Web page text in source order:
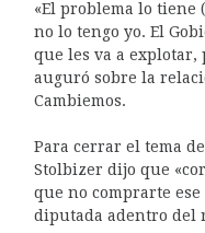
«El problema lo
no lo tengo yo. El
que les va a
auguró sobre la
Cambiemos.
Para cerrar el tema
Stolbizer dijo que
que no comprarte
diputada adentro del